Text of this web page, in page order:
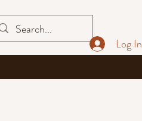
Log In